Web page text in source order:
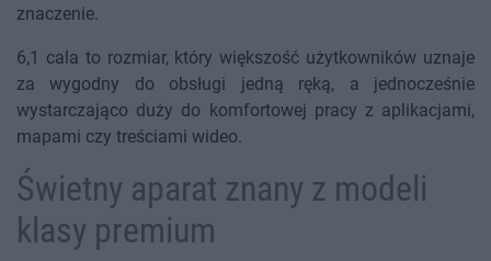
znaczenie.
6,1 cala to rozmiar, który większość użytkowników uznaje
za wygodny do obsługi jedną ręką, a jednocześnie
wystarczająco duży do komfortowej pracy z aplikacjami,
mapami czy treściami wideo.
Świetny aparat znany z modeli
klasy premium